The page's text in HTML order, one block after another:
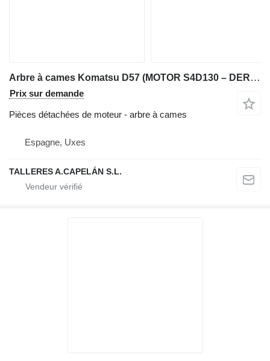
Arbre à cames Komatsu D57 (MOTOR S4D130 – DERECHO Y IZQUIERDO) (ESTABILIZADORES) pour chargeuse sur chenilles Komatsu D57
Prix sur demande
Pièces détachées de moteur - arbre à cames
Espagne, Uxes
TALLERES A.CAPELÁN S.L.